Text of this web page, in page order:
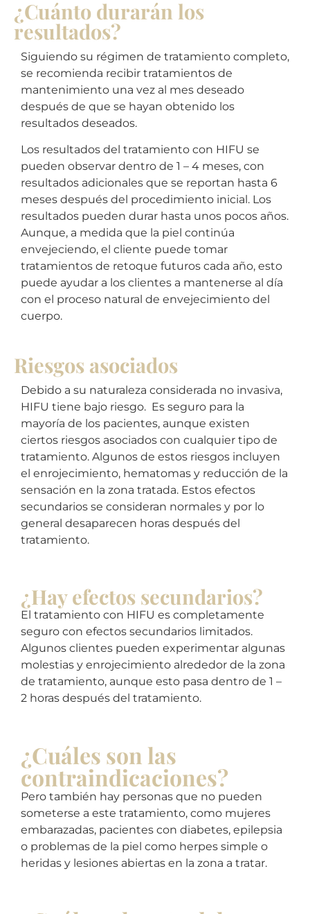
¿Cuánto durarán los
resultados?
Siguiendo su régimen de tratamiento completo,
se recomienda recibir tratamientos de
mantenimiento una vez al mes deseado
después de que se hayan obtenido los
resultados deseados.
Los resultados del tratamiento con HIFU se
pueden observar dentro de 1 – 4 meses, con
resultados adicionales que se reportan hasta 6
meses después del procedimiento inicial. Los
resultados pueden durar hasta unos pocos años.
Aunque, a medida que la piel continúa
envejeciendo, el cliente puede tomar
tratamientos de retoque futuros cada año, esto
puede ayudar a los clientes a mantenerse al día
con el proceso natural de envejecimiento del
cuerpo.
Riesgos asociados
Debido a su naturaleza considerada no invasiva,
HIFU tiene bajo riesgo. Es seguro para la
mayoría de los pacientes, aunque existen
ciertos riesgos asociados con cualquier tipo de
tratamiento. Algunos de estos riesgos incluyen
el enrojecimiento, hematomas y reducción de la
sensación en la zona tratada. Estos efectos
secundarios se consideran normales y por lo
general desaparecen horas después del
tratamiento.
¿Hay efectos secundarios?
El tratamiento con HIFU es completamente
seguro con efectos secundarios limitados.
Algunos clientes pueden experimentar algunas
molestias y enrojecimiento alrededor de la zona
de tratamiento, aunque esto pasa dentro de 1 –
2 horas después del tratamiento.
¿Cuáles son las
contraindicaciones?
Pero también hay personas que no pueden
someterse a este tratamiento, como mujeres
embarazadas, pacientes con diabetes, epilepsia
o problemas de la piel como herpes simple o
heridas y lesiones abiertas en la zona a tratar.